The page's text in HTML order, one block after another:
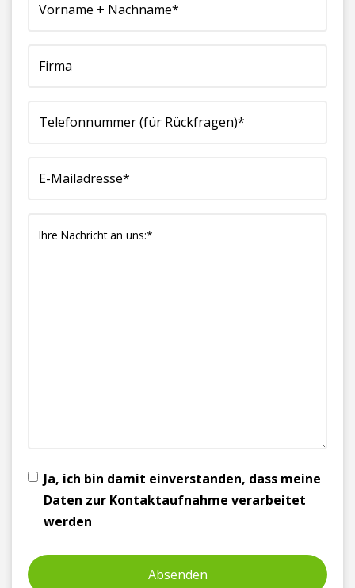
Nachname*
Rückfragen)*
(erforderlich)
(erforderlich)
Ja, ich bin damit einverstanden, dass meine
Daten zur Kontaktaufnahme verarbeitet
werden